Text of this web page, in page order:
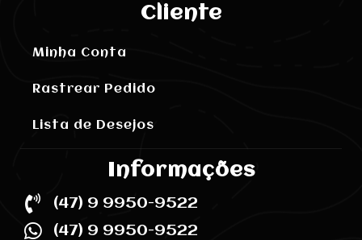
Cliente
Minha Conta
Rastrear Pedido
Lista de Desejos
Informações
(47) 9 9950-9522
(47) 9 9950-9522